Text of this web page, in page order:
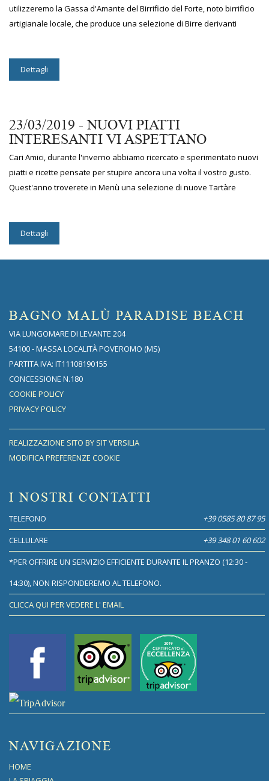
utilizzeremo la Gassa d'Amante del Birrificio del Forte, noto birrificio
artigianale locale, che produce una selezione di Birre derivanti
Dettagli
23/03/2019 - NUOVI PIATTI
INTERESANTI VI ASPETTANO
Cari Amici, durante l'inverno abbiamo ricercato e sperimentato nuovi
piatti e ricette pensate per stupire ancora una volta il vostro gusto.
Quest'anno troverete in Menù una selezione di nuove Tartàre
Dettagli
BAGNO MALÙ PARADISE BEACH
VIA LUNGOMARE DI LEVANTE 204
54100 - MASSA LOCALITÀ POVEROMO (MS)
PARTITA IVA: IT11108190155
CONCESSIONE N.180
COOKIE POLICY
PRIVACY POLICY
REALIZZAZIONE SITO BY SIT VERSILIA
MODIFICA PREFERENZE COOKIE
I NOSTRI CONTATTI
TELEFONO
+39 0585 80 87 95
CELLULARE
+39 348 01 60 602
*PER OFFRIRE UN SERVIZIO EFFICIENTE DURANTE IL PRANZO (12:30 -
14:30), NON RISPONDEREMO AL TELEFONO.
CLICCA QUI PER VEDERE L' EMAIL
NAVIGAZIONE
HOME